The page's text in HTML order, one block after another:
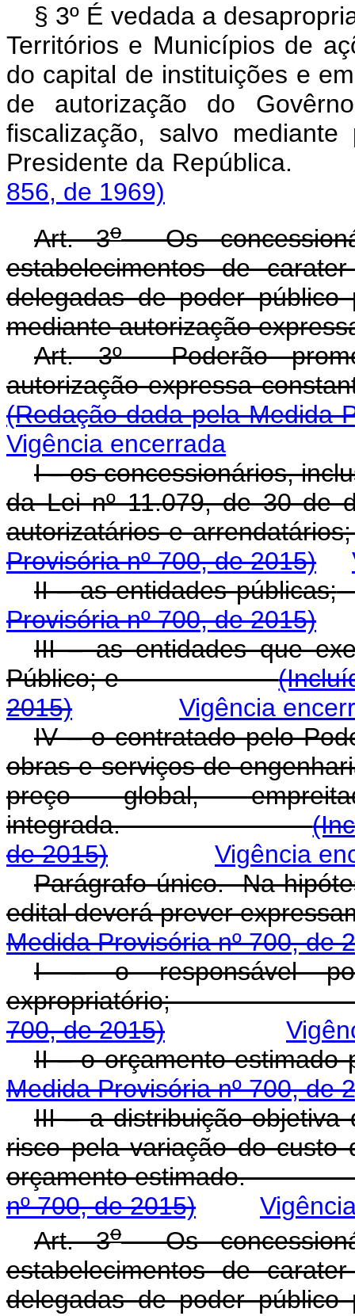
§ 3º É vedada a
Territórios e Municípios de
do capital de instituições e
de autorização do
fiscalização, salvo
Presidente da
856, de 1969)
Art. 3oOs
estabelecimentos de
delegadas de poder público
mediante autorização
Art. 3ºPoderão
autorização expressa
(Redação dada pela Medida
Vigência encerrada
I – os concessionários,
da Lei nº11.079, de 30 de
autorizatários e
Provisória nº 700, de 2015)
II – as entidades públicas;
Provisória nº 700, de 2015)
III – as entidades que
Público; e
2015)
Vigência
IV – o contratado pelo
obras e serviços de
preço global,
integrada.
de 2015)
Vigência
Parágrafo único. Na
edital deverá prever
Medida Provisória nº 700, de
I – o responsável
expropriatório;
700, de 2015)
II – o orçamento
Medida Provisória nº 700, de
III – a distribuição
risco pela variação do custo
orçamento
nº 700, de 2015)
Art. 3oOs
estabelecimentos de
delegadas de poder público